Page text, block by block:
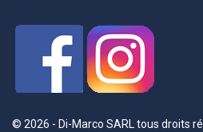
© 2026 - Di-Marco SARL tous droits